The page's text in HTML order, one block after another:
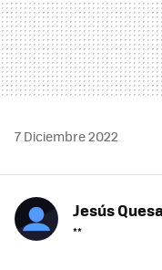
7 Diciembre 2022
Jesús
**